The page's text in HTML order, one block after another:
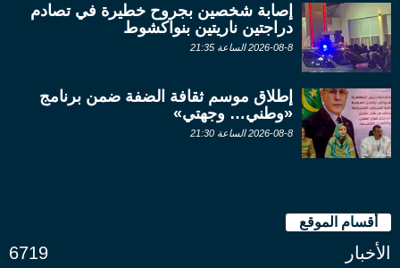
إصابة شخصين بجروح خطيرة في تصادم
دراجتين ناريتين بنواكشوط
2026-08-8 الساعة 21:35
إطلاق موسم ثقافة الضفة ضمن برنامج
«وطني… وجهتي»
2026-08-8 الساعة 21:30
أقسام الموقع
الأخبار 6719